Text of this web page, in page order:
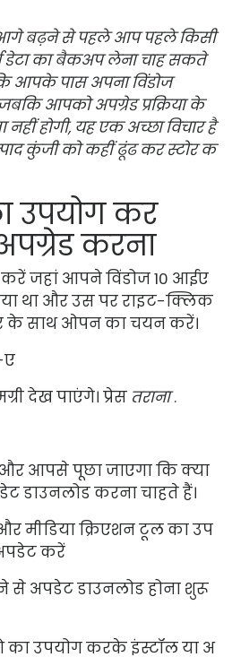
आगे बढ़ने से पहले आप पहले किसी
डेटा का बैकअप लेना चाह सकते
आपके पास अपना विंडोज
जबकि आपको अपग्रेड प्रक्रिया के
होगी, यह एक अच्छा विचार है
कुंजी को कहीं ढूंढ कर स्टोर क
कर
करना
जहां आपने विंडोज 10 आईए
था और उस पर राइट-क्लिक
के साथ ओपन का चयन करें।
देख पाएंगे। प्रेस तराना.
और आपसे पूछा जाएगा कि क्या
डाउनलोड करना चाहते हैं।
अपडेट डाउनलोड होना शुरू